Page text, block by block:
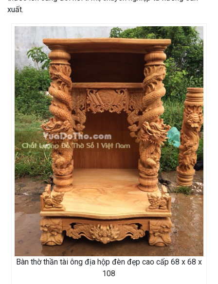
xuất.
Bàn thờ thần tài ông địa hộp đèn đẹp cao cấp 68 x 68 x
108